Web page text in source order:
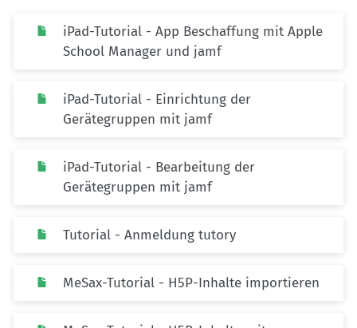
iPad-Tutorial - App Beschaffung mit Apple
School Manager und jamf
iPad-Tutorial - Einrichtung der
Gerätegruppen mit jamf
iPad-Tutorial - Bearbeitung der
Gerätegruppen mit jamf
Tutorial - Anmeldung tutory
MeSax-Tutorial - H5P-Inhalte importieren